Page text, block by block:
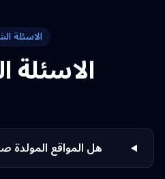
الاسئلة
الاسئلة
هل المواقع المولدة